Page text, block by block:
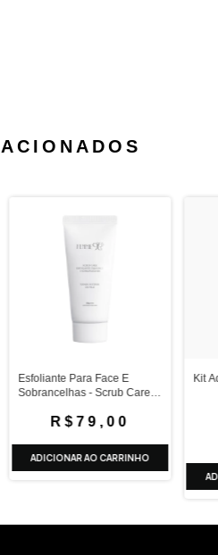
Esfoliante Para Face E
Sobrancelhas - Scrub Care
R$79,00
Kit